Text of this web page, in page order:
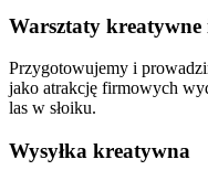
Warsztaty
Przygotowujemy i
jako atrakcję firmowych
las w słoiku.
Wysyłka kreatywna